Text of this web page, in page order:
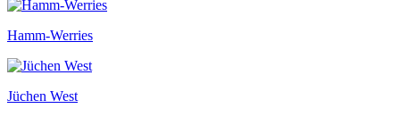
Hamm-Werries
Jüchen West